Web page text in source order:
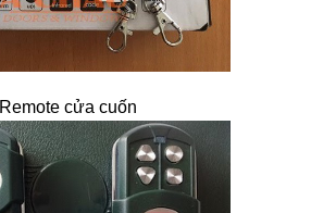
Remote cửa cuốn